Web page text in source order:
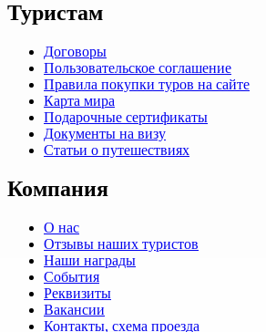
Туристам
Договоры
Пользовательское соглашение
Правила покупки туров на сайте
Карта мира
Подарочные сертификаты
Документы на визу
Статьи о путешествиях
Компания
О нас
Отзывы наших туристов
Наши награды
События
Реквизиты
Вакансии
Контакты, схема проезда